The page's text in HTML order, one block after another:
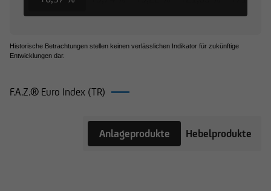
Historische Betrachtungen stellen keinen verlässlichen Indikator für zukünftige
Entwicklungen dar.
F.A.Z.® Euro Index (TR)
Anlageprodukte Hebelprodukte